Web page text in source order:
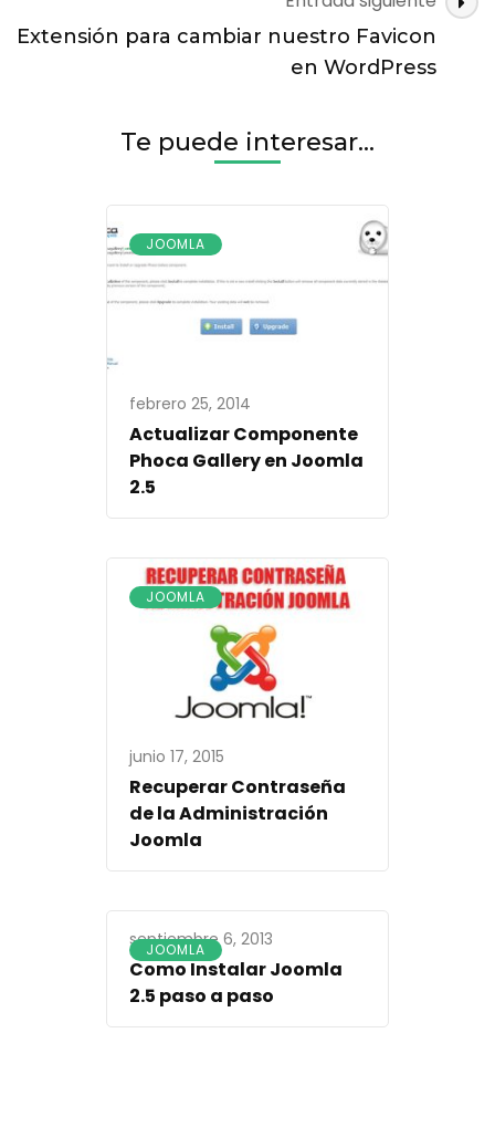
Extensión para cambiar nuestro Favicon
en WordPress
Te puede interesar...
JOOMLA
febrero 25, 2014
Actualizar Componente
Phoca Gallery en Joomla
2.5
JOOMLA
junio 17, 2015
Recuperar Contraseña
de la Administración
Joomla
JOOMLA
septiembre 6, 2013
Como Instalar Joomla
2.5 paso a paso